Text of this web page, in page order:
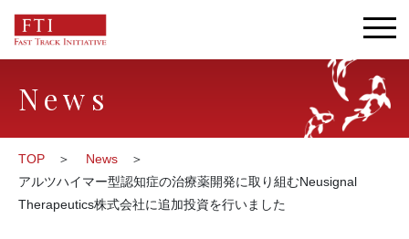
News
TOP
News
アルツハイマー型認知症の治療薬開発に取り組むNeusignal
Therapeutics株式会社に追加投資を行いました